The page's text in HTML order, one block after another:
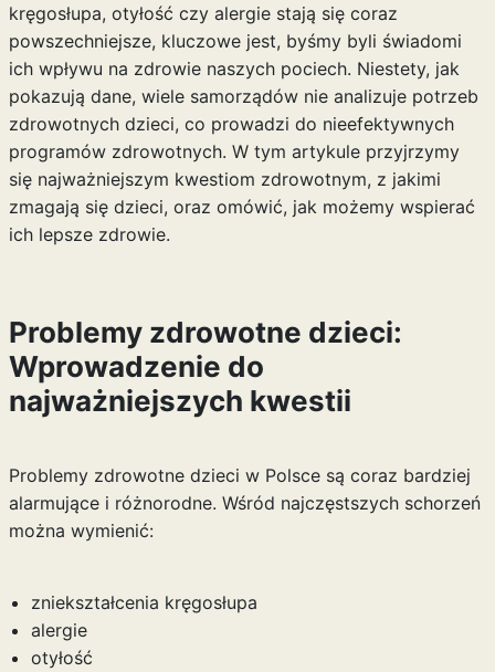
kręgosłupa, otyłość czy alergie stają się coraz
powszechniejsze, kluczowe jest, byśmy byli świadomi
ich wpływu na zdrowie naszych pociech. Niestety, jak
pokazują dane, wiele samorządów nie analizuje potrzeb
zdrowotnych dzieci, co prowadzi do nieefektywnych
programów zdrowotnych. W tym artykule przyjrzymy
się najważniejszym kwestiom zdrowotnym, z jakimi
zmagają się dzieci, oraz omówić, jak możemy wspierać
ich lepsze zdrowie.
Problemy zdrowotne dzieci:
Wprowadzenie do
najważniejszych kwestii
Problemy zdrowotne dzieci w Polsce są coraz bardziej
alarmujące i różnorodne. Wśród najczęstszych schorzeń
można wymienić:
zniekształcenia kręgosłupa
alergie
otyłość